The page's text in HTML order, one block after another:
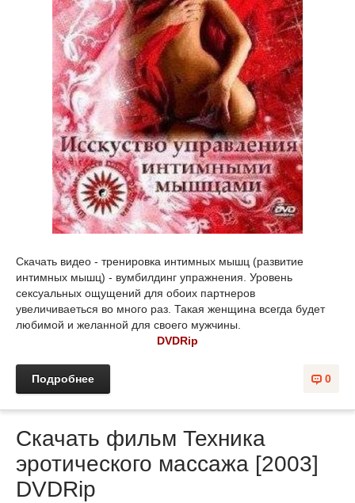
Скачать видео - тренировка интимных мышц (развитие
интимных мышц) - вумбилдинг упражнения. Уровень
сексуальных ощущений для обоих партнеров
увеличиваеться во много раз. Такая женщина всегда будет
любимой и желанной для своего мужчины.
DVDRip
0
Подробнее
Скачать фильм Техника
эротического массажа [2003]
DVDRip